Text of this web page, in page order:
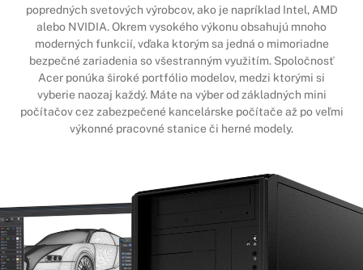
popredných svetových výrobcov, ako je napríklad Intel, AMD
alebo NVIDIA. Okrem vysokého výkonu obsahujú mnoho
moderných funkcií, vďaka ktorým sa jedná o mimoriadne
bezpečné zariadenia so všestranným využitím. Spoločnosť
Acer ponúka široké portfólio modelov, medzi ktorými si
vyberie naozaj každý. Máte na výber od základných mini
počítačov cez zabezpečené kancelárske počítače až po veľmi
výkonné pracovné stanice či herné modely.